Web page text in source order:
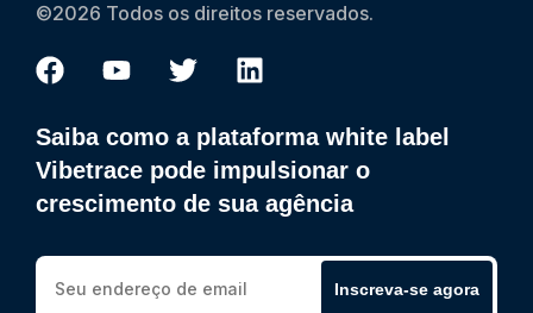
©2026 Todos os direitos reservados.
Saiba como a plataforma white label
Vibetrace pode impulsionar o
crescimento de sua agência
Inscreva-se agora